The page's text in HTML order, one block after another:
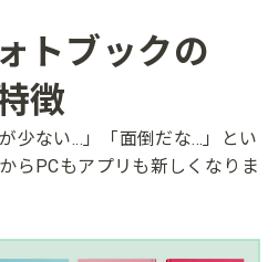
トブックの
徴
少ない​...」​「面倒だな​...」と​い
ら​PCも​アプリも​新しくなりま